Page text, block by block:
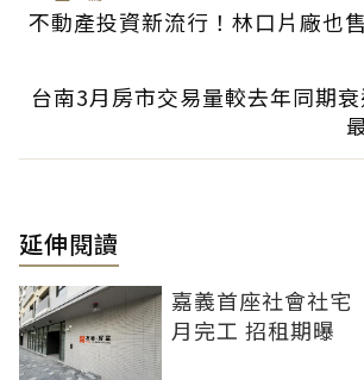
不動產投資新流行！林口片廠也
台南3月房市交易量較去年同期
延伸閱讀
嘉義首座社會社宅
月完工 招租期曝